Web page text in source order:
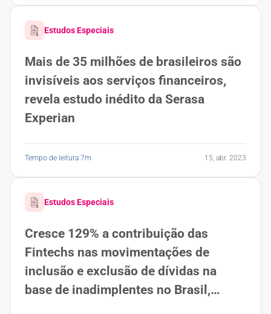
Estudos Especiais
Mais de 35 milhões de brasileiros são
invisíveis aos serviços financeiros,
revela estudo inédito da Serasa
Experian
Tempo de leitura 7m 15, abr. 2023
Estudos Especiais
Cresce 129% a contribuição das
Fintechs nas movimentações de
inclusão e exclusão de dívidas na
base de inadimplentes no Brasil,